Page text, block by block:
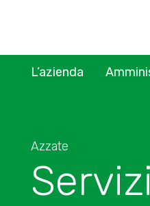
L’azienda
Azzate